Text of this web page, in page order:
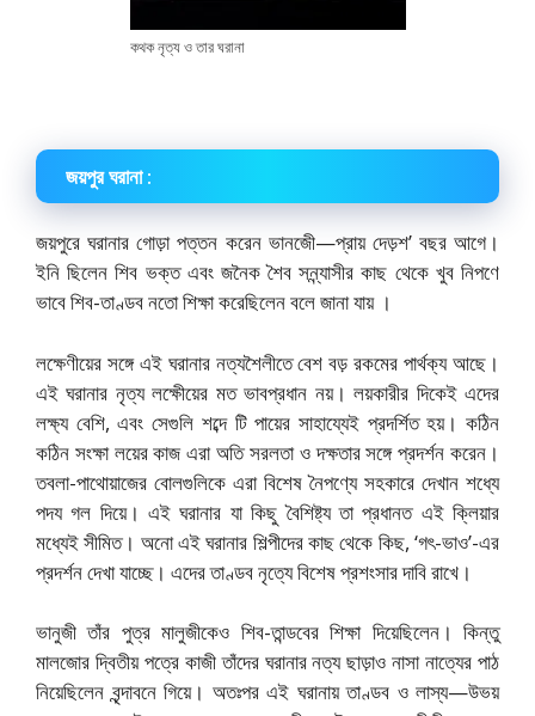
কথক নৃত্য ও তার ঘরানা
জয়পুর ঘরানা :
জয়পুরে ঘরানার গোড়া পত্তন করেন ভানজেী—প্রায় দেড়শ’ বছর আগে।
ইনি ছিলেন শিব ভক্ত এবং জনৈক শৈব সন্ন্যাসীর কাছ থেকে খুব নিপণে
ভাবে শিব-তাণ্ডব নতো শিক্ষা করেছিলেন বলে জানা যায় ।
লক্ষেণীয়ের সঙ্গে এই ঘরানার নত্যশৈলীতে বেশ বড় রকমের পার্থক্য আছে।
এই ঘরানার নৃত্য লক্ষেীয়ের মত ভাবপ্রধান নয়। লয়কারীর দিকেই এদের
লক্ষ্য বেশি, এবং সেগুলি শব্দে টি পায়ের সাহায্যেই প্রদর্শিত হয়। কঠিন
কঠিন সংক্ষা লয়ের কাজ এরা অতি সরলতা ও দক্ষতার সঙ্গে প্রদর্শন করেন।
তবলা-পাথোয়াজের বোলগুলিকে এরা বিশেষ নৈপণ্যে সহকারে দেখান শধ্যে
পদয গল দিয়ে। এই ঘরানার যা কিছু বৈশিষ্ট্য তা প্রধানত এই ক্লিয়ার
মধ্যেই সীমিত। অনো এই ঘরানার শিল্পীদের কাছ থেকে কিছ, ‘গৎ-ভাও’-এর
প্রদর্শন দেখা যাচ্ছে। এদের তাণ্ডব নৃত্যে বিশেষ প্রশংসার দাবি রাখে।
ভানুজী তাঁর পুত্র মালুজীকেও শিব-তান্ডবের শিক্ষা দিয়েছিলেন। কিন্তু
মালজোর দ্বিতীয় পত্রে কাজী তাঁদের ঘরানার নত্য ছাড়াও নাসা নাত্যের পাঠ
নিয়েছিলেন বৃন্দাবনে গিয়ে। অতঃপর এই ঘরানায় তাণ্ডব ও লাস্য—উভয়